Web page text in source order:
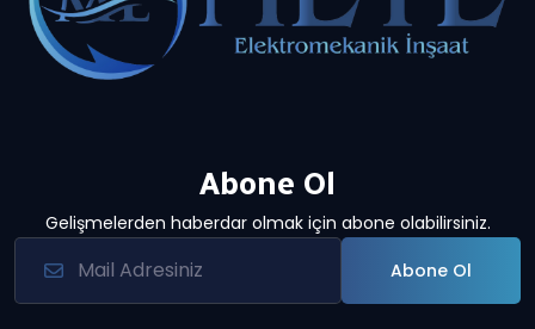
Abone Ol
Gelişmelerden haberdar olmak için abone olabilirsiniz.
Abone Ol